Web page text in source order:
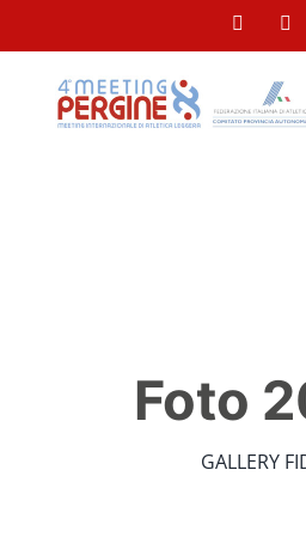
al
contenuto
Facebook
Foto
GALLERY